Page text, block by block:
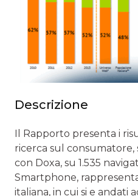
Descrizione
Il Rapporto presenta i
ricerca sul
con Doxa, su 1.535
Smartphone,
italiana, in cui si e andati